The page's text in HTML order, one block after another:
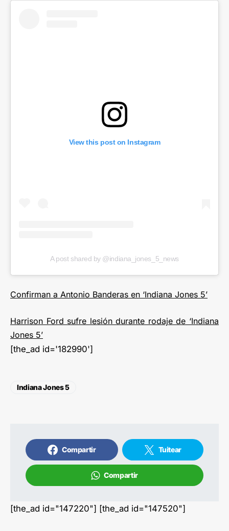
View this post on Instagram
A post shared by @indiana_jones_5_news
Confirman a Antonio Banderas en ‘Indiana Jones 5’
Harrison Ford sufre lesión durante rodaje de ‘Indiana
Jones 5’
[the_ad id='182990']
Indiana Jones 5
Compartir Tuitear
Compartir
[the_ad id="147220"] [the_ad id="147520"]